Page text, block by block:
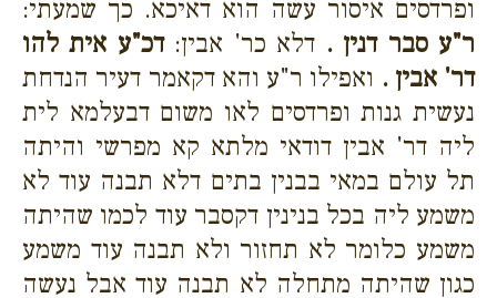
ופרדסים איסור עשה הוא דאיכא. כך שמעתי:
ר"ע סבר דנין . דלא כר' אבין:דכ"ע אית להו
דר' אבין . ואפילו ר"ע והא דקאמר דעיר הנדחת
נעשית גנות ופרדסים לאו משום דבעלמא לית
ליה דר' אבין דודאי מלתא קא מפרשי והיתה
תל עולם במאי בבנין בתים דלא תבנה עוד לא
משמע ליה בכל בנינין דקסבר עוד לכמו שהיתה
משמע כלומר לא תחזור ולא תבנה עוד משמע
כגון שהיתה מתחלה לא תבנה עוד אבל נעשה